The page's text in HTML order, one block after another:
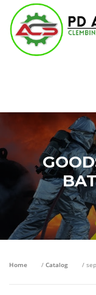
Lompat
konten
Home / Catalog /